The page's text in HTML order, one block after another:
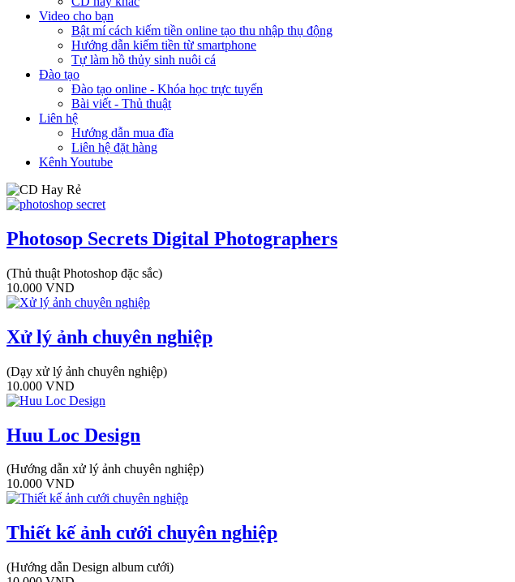
Video cho bạn
Bật mí cách kiếm tiền online tạo thu nhập thụ động
Hướng dẫn kiếm tiền từ smartphone
Tự làm hồ thủy sinh nuôi cá
Đào tạo
Đào tạo online - Khóa học trực tuyến
Bài viết - Thủ thuật
Liên hệ
Hướng dẫn mua đĩa
Liên hệ đặt hàng
Kênh Youtube
Photosop Secrets Digital Photographers
(Thủ thuật Photoshop đặc sắc)
10.000 VND
Xử lý ảnh chuyên nghiệp
(Dạy xử lý ảnh chuyên nghiệp)
10.000 VND
Huu Loc Design
(Hướng dẫn xử lý ảnh chuyên nghiệp)
10.000 VND
Thiết kế ảnh cưới chuyên nghiệp
(Hướng dẫn Design album cưới)